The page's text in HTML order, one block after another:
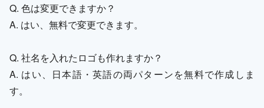
Q. 色は変更できますか？
A. はい、無料で変更できます。
Q. 社名を入れたロゴも作れますか？
A. はい、日本語・英語の両パターンを無料で作成しま
す。